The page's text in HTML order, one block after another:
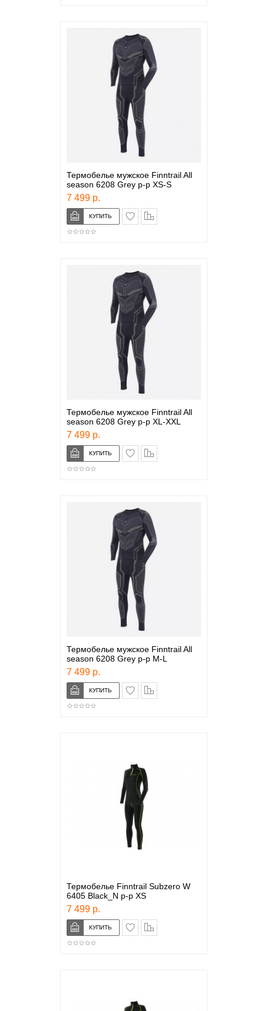
Термобелье мужское Finntrail All
season 6208 Grey р-р XS-S
7 499 р.
в закладки
Термобелье мужское Finntrail All
season 6208 Grey р-р XL-XXL
7 499 р.
в закладки
Термобелье мужское Finntrail All
season 6208 Grey р-р M-L
7 499 р.
в закладки
Термобелье Finntrail Subzero W
6405 Black_N р-р XS
7 499 р.
в закладки